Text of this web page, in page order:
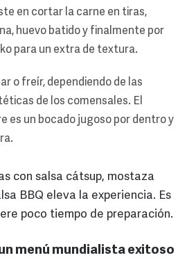
en cortar la carne en tiras,
huevo batido y finalmente por
para un extra de textura.
o freír, dependiendo de las
de los comensales. El
es un bocado jugoso por dentro y
con salsa cátsup, mostaza
BBQ eleva la experiencia. Es
poco tiempo de preparación.
menú mundialista exitoso